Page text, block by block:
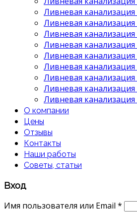
Ливневая
Ливневая
Ливневая
Ливневая
Ливневая
Ливневая
Ливневая
Ливневая
Ливневая
О компании
Цены
Отзывы
Контакты
Наши работы
Советы, статьи
Вход
Имя пользователя или Email *